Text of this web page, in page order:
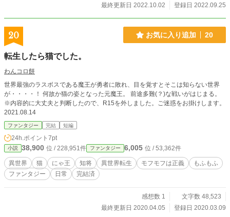
最終更新日 2022.10.02
登録日 2022.09.25
20 お気に入り追加 20
転生したら猫でした。
わんコロ餅
世界最強のラスボスである魔王が勇者に敗れ、目を覚すとそこは知らない世界
が・・・・！ 何故か猫の姿となった元魔王。 前途多難(？)な戦いがはじまる。
※内容的に大丈夫と判断したので、R15を外しました。ご迷惑をお掛けします。
2021.08.14
ファンタジー 完結 短編
24h.ポイント 7pt
小説 38,900 位 / 228,951件 ファンタジー 6,005 位 / 53,362件
異世界 猫 にゃ王 知将 異世界転生 モフモフは正義
もふもふ
ファンタジー
日常 完結済
感想数 1
文字数 48,523
最終更新日 2020.04.05
登録日 2020.03.09